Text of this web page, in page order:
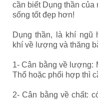
cần biết Dụng thần
sống tốt đẹp hơn!
Dụng thần, là khí ngũ
khí về lượng và thăng
1- Cân bằng về lượng:
Thổ hoặc phối hợp thì
2- Cân bằng về chất: